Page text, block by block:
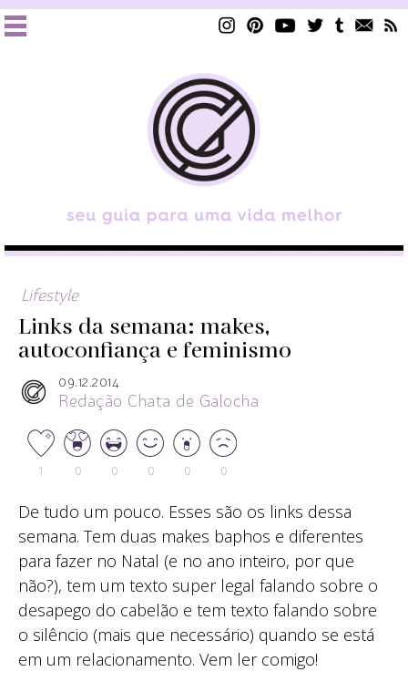
Lifestyle
Links da semana: makes,
autoconfiança e feminismo
09.12.2014
Redação Chata de Galocha
1 0 0 0 0 0
De tudo um pouco. Esses são os links dessa
semana. Tem duas makes baphos e diferentes
para fazer no Natal (e no ano inteiro, por que
não?), tem um texto super legal falando sobre o
desapego do cabelão e tem texto falando sobre
o silêncio (mais que necessário) quando se está
em um relacionamento. Vem ler comigo!